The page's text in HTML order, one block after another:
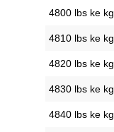
4800 lbs ke kg
4810 lbs ke kg
4820 lbs ke kg
4830 lbs ke kg
4840 lbs ke kg